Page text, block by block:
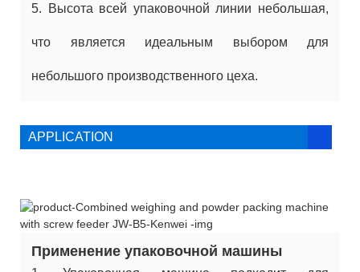
5. Высота всей упаковочной линии небольшая,
что является идеальным выбором для
небольшого производственного цеха.
APPLICATION
Применение упаковочной машины